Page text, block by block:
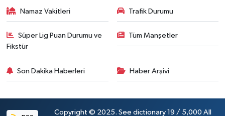
Namaz Vakitleri Trafik Durumu
Süper Lig Puan Durumu ve
Fikstür
Tüm Manşetler
Son Dakika Haberleri Haber Arşivi
Copyright © 2025. See dictionary 19 / 5,000 All